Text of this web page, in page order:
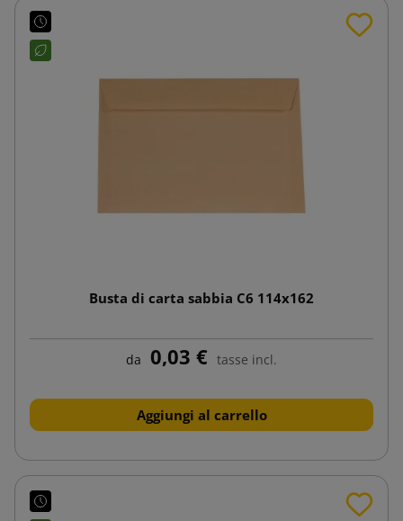
Busta di carta sabbia C6 114x162
da 0,03 € tasse incl.
Aggiungi al carrello